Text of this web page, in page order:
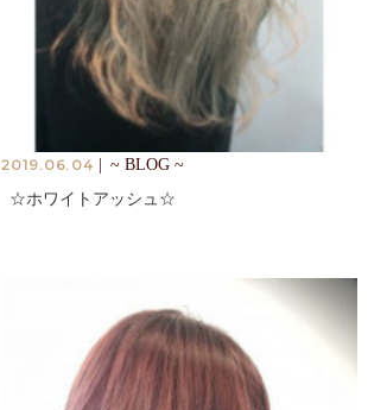
2019.06.04
~ BLOG ~
☆ホワイトアッシュ☆